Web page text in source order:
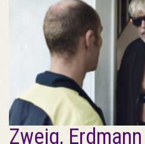
Zweig,